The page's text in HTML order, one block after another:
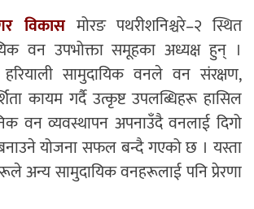
विकासमोरङ पथरीशनिश्चरे–२ स्थित
वन उपभोक्ता समूहका अध्यक्ष हुन् ।
सामुदायिक वनले वन संरक्षण,
कायम गर्दै उत्कृष्ट उपलब्धिहरू हासिल
वन व्यवस्थापन अपनाउँदै वनलाई दिगो
योजना सफल बन्दै गएको छ । यस्ता
अन्य सामुदायिक वनहरूलाई पनि प्रेरणा